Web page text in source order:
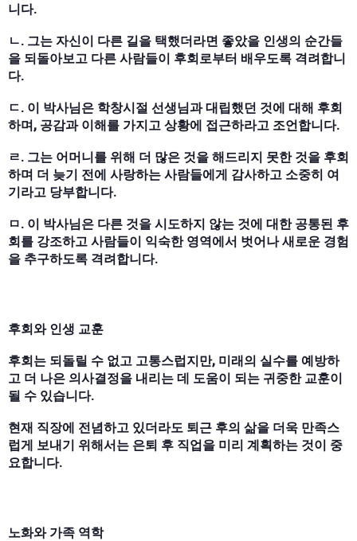
니다.
ㄴ. 그는 자신이 다른 길을 택했더라면 좋았을 인생의 순간들
을 되돌아보고 다른 사람들이 후회로부터 배우도록 격려합니
다.
ㄷ. 이 박사님은 학창시절 선생님과 대립했던 것에 대해 후회
하며, 공감과 이해를 가지고 상황에 접근하라고 조언합니다.
ㄹ. 그는 어머니를 위해 더 많은 것을 해드리지 못한 것을 후회
하며 더 늦기 전에 사랑하는 사람들에게 감사하고 소중히 여
기라고 당부합니다.
ㅁ. 이 박사님은 다른 것을 시도하지 않는 것에 대한 공통된 후
회를 강조하고 사람들이 익숙한 영역에서 벗어나 새로운 경험
을 추구하도록 격려합니다.
후회와 인생 교훈
후회는 되돌릴 수 없고 고통스럽지만, 미래의 실수를 예방하
고 더 나은 의사결정을 내리는 데 도움이 되는 귀중한 교훈이
될 수 있습니다.
현재 직장에 전념하고 있더라도 퇴근 후의 삶을 더욱 만족스
럽게 보내기 위해서는 은퇴 후 직업을 미리 계획하는 것이 중
요합니다.
노화와 가족 역학